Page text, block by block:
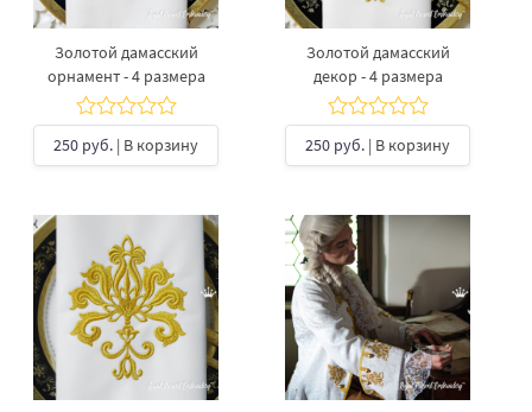
Золотой дамасский
орнамент - 4 размера
250 руб. | В корзину
Золотой дамасский
декор - 4 размера
250 руб. | В корзину